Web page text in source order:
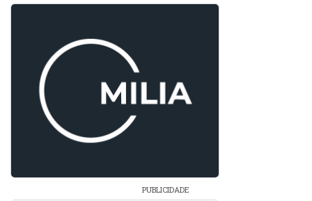
PUBLICIDADE